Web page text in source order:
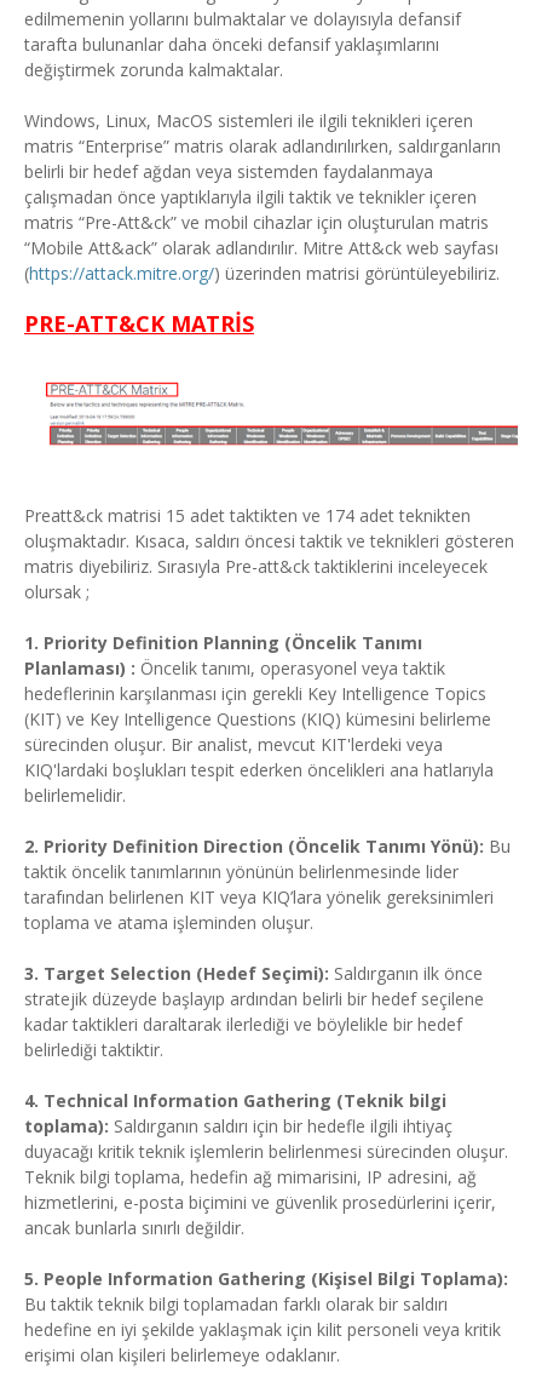
edilmemenin yollarını bulmaktalar ve dolayısıyla defansif
tarafta bulunanlar daha önceki defansif yaklaşımlarını
değiştirmek zorunda kalmaktalar.
Windows, Linux, MacOS sistemleri ile ilgili teknikleri içeren
matris “Enterprise” matris olarak adlandırılırken, saldırganların
belirli bir hedef ağdan veya sistemden faydalanmaya
çalışmadan önce yaptıklarıyla ilgili taktik ve teknikler içeren
matris “Pre-Att&ck” ve mobil cihazlar için oluşturulan matris
“Mobile Att&ack” olarak adlandırılır. Mitre Att&ck web sayfası
(https://attack.mitre.org/) üzerinden matrisi görüntüleyebiliriz.
PRE-ATT&CK MATRİS
Preatt&ck matrisi 15 adet taktikten ve 174 adet teknikten
oluşmaktadır. Kısaca, saldırı öncesi taktik ve teknikleri gösteren
matris diyebiliriz. Sırasıyla Pre-att&ck taktiklerini inceleyecek
olursak ;
1. Priority Definition Planning (Öncelik Tanımı
Planlaması) : Öncelik tanımı, operasyonel veya taktik
hedeflerinin karşılanması için gerekli Key Intelligence Topics
(KIT) ve Key Intelligence Questions (KIQ) kümesini belirleme
sürecinden oluşur. Bir analist, mevcut KIT'lerdeki veya
KIQ'lardaki boşlukları tespit ederken öncelikleri ana hatlarıyla
belirlemelidir.
2. Priority Definition Direction (Öncelik Tanımı Yönü): Bu
taktik öncelik tanımlarının yönünün belirlenmesinde lider
tarafından belirlenen KIT veya KIQ’lara yönelik gereksinimleri
toplama ve atama işleminden oluşur.
3. Target Selection (Hedef Seçimi): Saldırganın ilk önce
stratejik düzeyde başlayıp ardından belirli bir hedef seçilene
kadar taktikleri daraltarak ilerlediği ve böylelikle bir hedef
belirlediği taktiktir.
4. Technical Information Gathering (Teknik bilgi
toplama): Saldırganın saldırı için bir hedefle ilgili ihtiyaç
duyacağı kritik teknik işlemlerin belirlenmesi sürecinden oluşur.
Teknik bilgi toplama, hedefin ağ mimarisini, IP adresini, ağ
hizmetlerini, e-posta biçimini ve güvenlik prosedürlerini içerir,
ancak bunlarla sınırlı değildir.
5. People Information Gathering (Kişisel Bilgi Toplama):
Bu taktik teknik bilgi toplamadan farklı olarak bir saldırı
hedefine en iyi şekilde yaklaşmak için kilit personeli veya kritik
erişimi olan kişileri belirlemeye odaklanır.